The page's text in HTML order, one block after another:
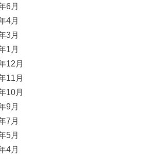
6月
4月
3月
1月
12月
11月
10月
9月
7月
5月
4月